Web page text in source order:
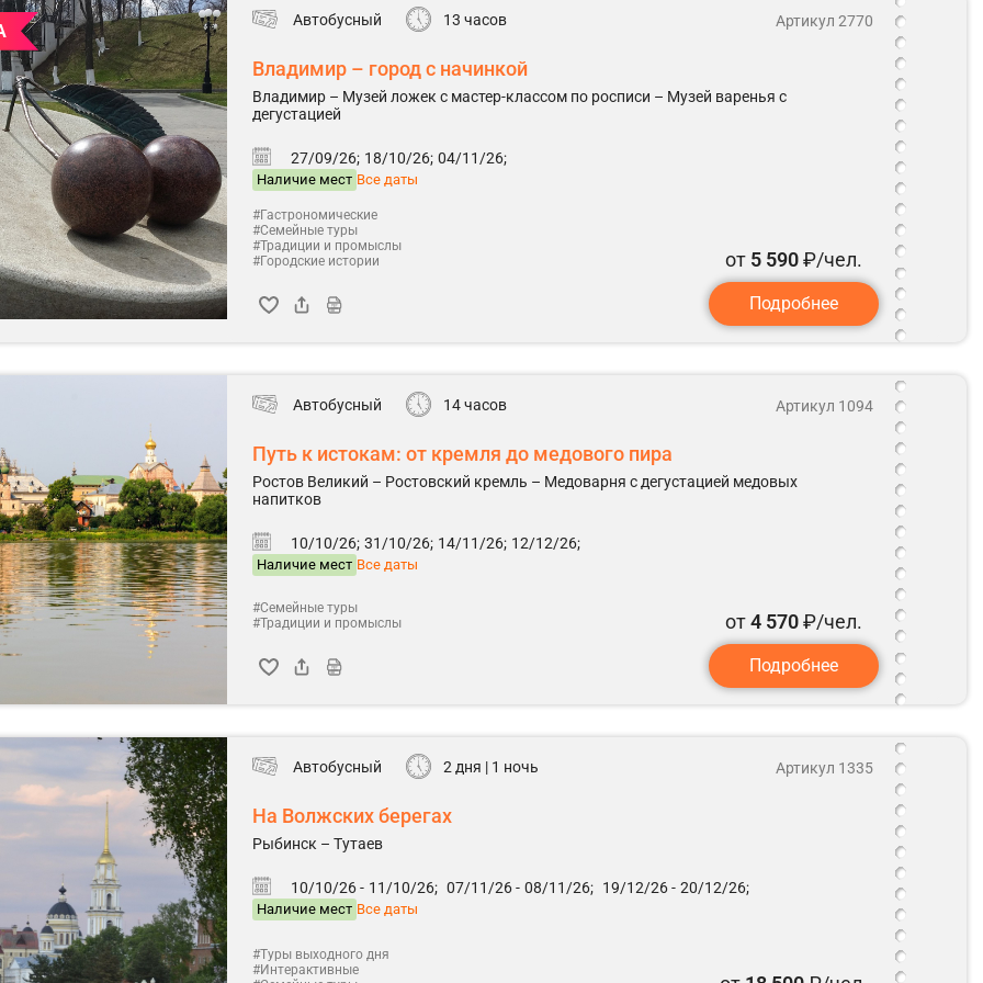
Автобусный 13 часов
Владимир – город с начинкой
Владимир – Музей ложек с мастер-классом по росписи – Музей варенья с
дегустацией
27/09/26; 18/10/26; 04/11/26;
Наличие мест Все даты
Артикул 2770
#Гастрономические
#Семейные туры
#Традиции и промыслы
#Городские истории
от 5 590₽/чел.
Подробнее
Автобусный 14 часов
Путь к истокам: от кремля до медового пира
Ростов Великий – Ростовский кремль – Медоварня с дегустацией медовых
напитков
10/10/26; 31/10/26; 14/11/26; 12/12/26;
Наличие мест Все даты
Артикул 1094
#Семейные туры
#Традиции и промыслы
от4 570₽/чел.
Подробнее
Автобусный 2 дня | 1 ночь
На Волжских берегах
Рыбинск – Тутаев
10/10/26 - 11/10/26; 07/11/26 - 08/11/26; 19/12/26 - 20/12/26;
Наличие мест Все даты
Артикул 1335
#Туры выходного дня
#Интерактивные